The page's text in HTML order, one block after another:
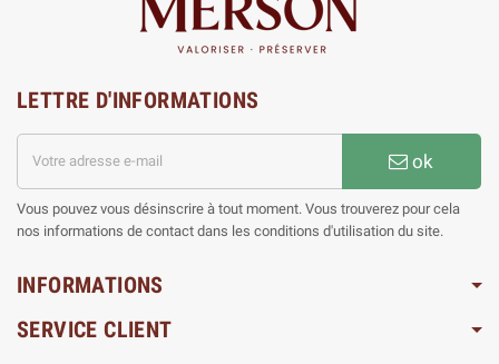
LETTRE D'INFORMATIONS
ok
Vous pouvez vous désinscrire à tout moment. Vous trouverez pour cela
nos informations de contact dans les conditions d'utilisation du site.
INFORMATIONS
SERVICE CLIENT